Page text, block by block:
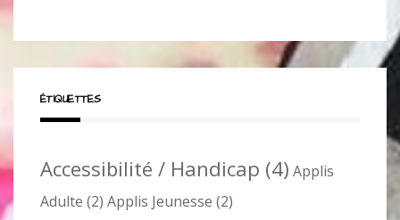
ÉTIQUETTES
Accessibilité / Handicap (4) Applis
Adulte (2) Applis Jeunesse (2)